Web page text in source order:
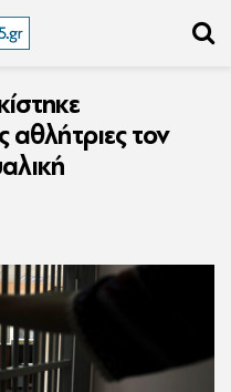
αθλήτριες τον